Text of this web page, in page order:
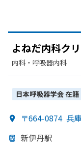
よねだ内科ク
内科・​呼吸器内科
日本呼吸器学会在籍
〒664-0874 兵
新伊丹駅